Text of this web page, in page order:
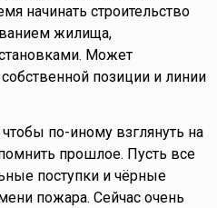
начинать строительство
жилища,
Может
позиции и линии
по-иному взглянуть на
прошлое. Пусть все
поступки и чёрные
пожара. Сейчас очень